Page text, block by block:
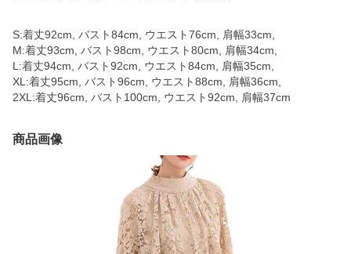
S:着丈92cm, バスト84cm, ウエスト76cm, 肩幅33cm,
M:着丈93cm, バスト98cm, ウエスト80cm, 肩幅34cm,
L:着丈94cm, バスト92cm, ウエスト84cm, 肩幅35cm,
XL:着丈95cm, バスト96cm, ウエスト88cm, 肩幅36cm,
2XL:着丈96cm, バスト100cm, ウエスト92cm, 肩幅37cm
商品画像